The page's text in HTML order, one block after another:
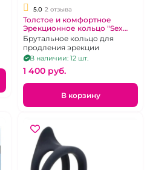
5.0 2 отзыва
Толстое и комфортное
Эрекционное кольцо "Sex
Expert" Корона
Брутальное кольцо для
продления эрекции
В наличии: 12 шт.
1 400 pуб.
В корзину